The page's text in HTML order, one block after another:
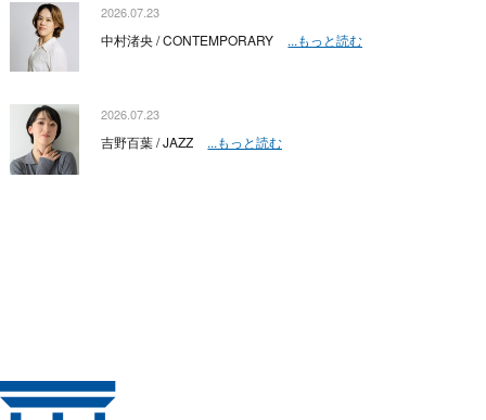
2026.07.23
中村渚央 / CONTEMPORARY ...もっと読む
2026.07.23
吉野百葉 / JAZZ ...もっと読む